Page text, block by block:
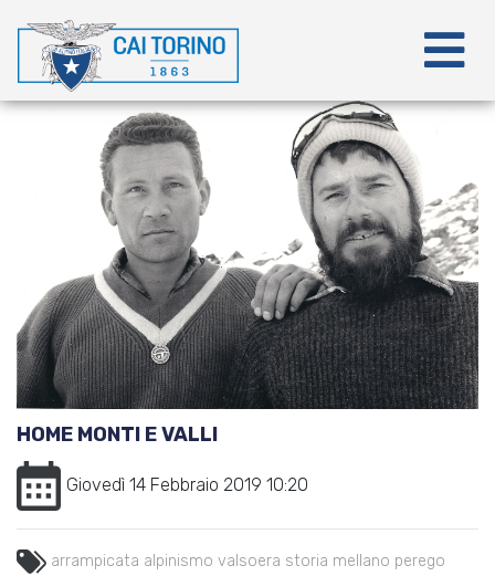
HOME MONTI E VALLI
Giovedì 14 Febbraio 2019 10:20
arrampicata alpinismo valsoera storia mellano perego